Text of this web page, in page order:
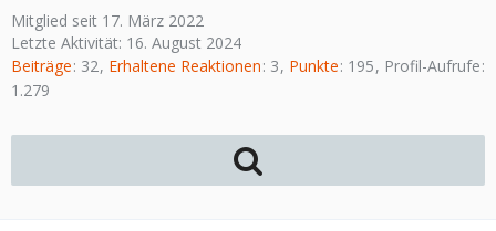
Mitglied seit 17. März 2022
Letzte Aktivität: 16. August 2024
Beiträge 32 Erhaltene Reaktionen 3 Punkte 195
Profil-Aufrufe
1.279